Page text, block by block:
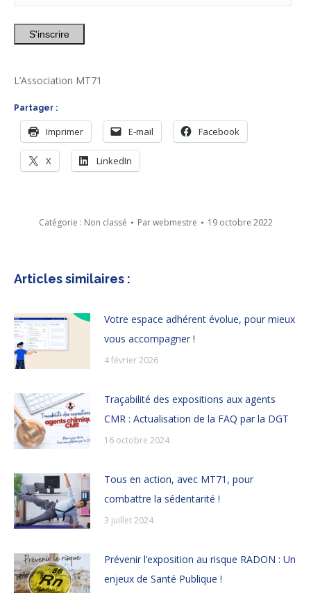
S'inscrire
L’Association MT71
Partager :
Imprimer E-mail Facebook
X LinkedIn
Catégorie : Non classé Parwebmestre 19 octobre 2022
Articles similaires :
Votre espace adhérent évolue, pour mieux
vous accompagner !
4 février 2026
Traçabilité des expositions aux agents
CMR : Actualisation de la FAQ par la DGT
16 octobre 2024
Tous en action, avec MT71, pour
combattre la sédentarité !
3 juillet 2024
Prévenir l’exposition au risque RADON : Un
enjeux de Santé Publique !